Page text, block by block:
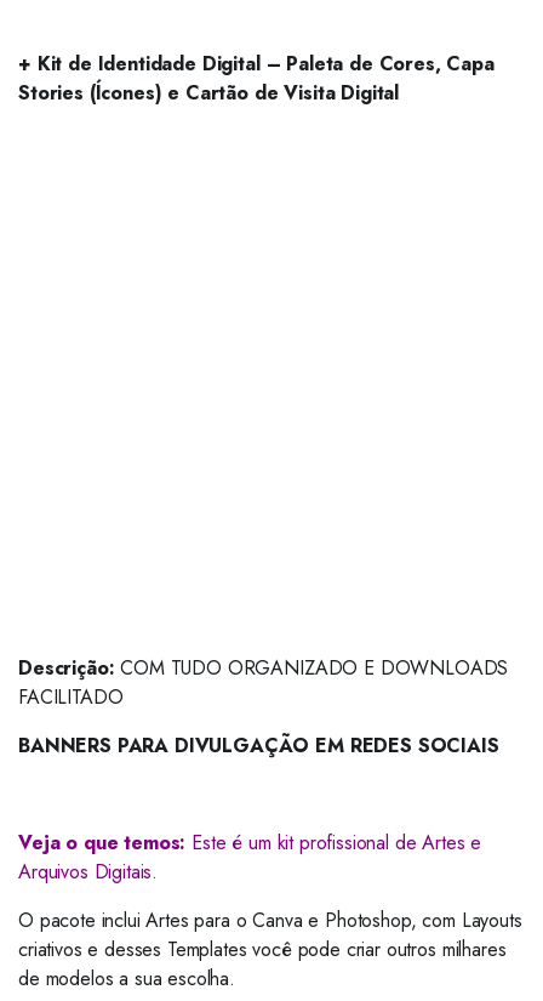
+ Kit de Identidade Digital – Paleta de Cores, Capa
Stories (Ícones) e Cartão de Visita Digital
Descrição: COM TUDO ORGANIZADO E DOWNLOADS
FACILITADO
BANNERS PARA DIVULGAÇÃO EM REDES SOCIAIS
Veja o que temos: Este é um kit profissional de Artes e
Arquivos Digitais.
O pacote inclui Artes para o Canva e Photoshop, com Layouts
criativos e desses Templates você pode criar outros milhares
de modelos a sua escolha.